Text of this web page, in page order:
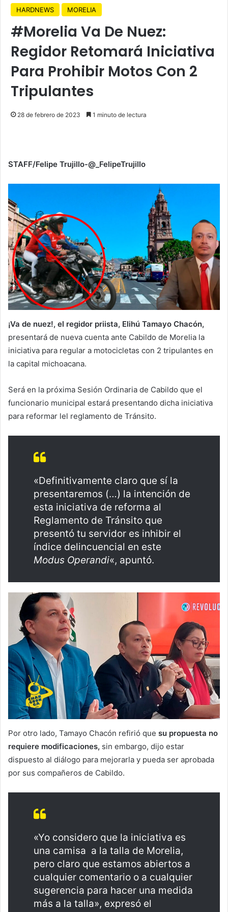
HARDNEWS MORELIA
#Morelia Va De Nuez:
Regidor Retomará Iniciativa
Para Prohibir Motos Con 2
Tripulantes
28 de febrero de 2023 1 minuto de lectura
STAFF/Felipe Trujillo-@_FelipeTrujillo
¡Va de nuez!, el regidor priista, Elihú Tamayo Chacón,
presentará de nueva cuenta ante Cabildo de Morelia la
iniciativa para regular a motocicletas con 2 tripulantes en
la capital michoacana.
Será en la próxima Sesión Ordinaria de Cabildo que el
funcionario municipal estará presentando dicha iniciativa
para reformar lel reglamento de Tránsito.
«Definitivamente claro que sí la
presentaremos (…) la intención de
esta iniciativa de reforma al
Reglamento de Tránsito que
presentó tu servidor es inhibir el
índice delincuencial en este
Modus Operandi«, apuntó.
Por otro lado, Tamayo Chacón refirió que su propuesta no
requiere modificaciones, sin embargo, dijo estar
dispuesto al diálogo para mejorarla y pueda ser aprobada
por sus compañeros de Cabildo.
«Yo considero que la iniciativa es
una camisa a la talla de Morelia,
pero claro que estamos abiertos a
cualquier comentario o a cualquier
sugerencia para hacer una medida
más a la talla», expresó el